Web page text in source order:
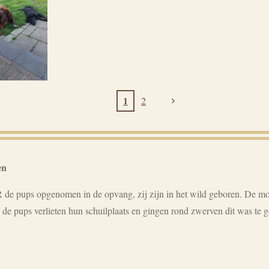
1 2
pups opgenomen in de opvang, zij zijn in het wild geboren. De
de pups verlieten hun schuilplaats en gingen rond zwerven dit was te